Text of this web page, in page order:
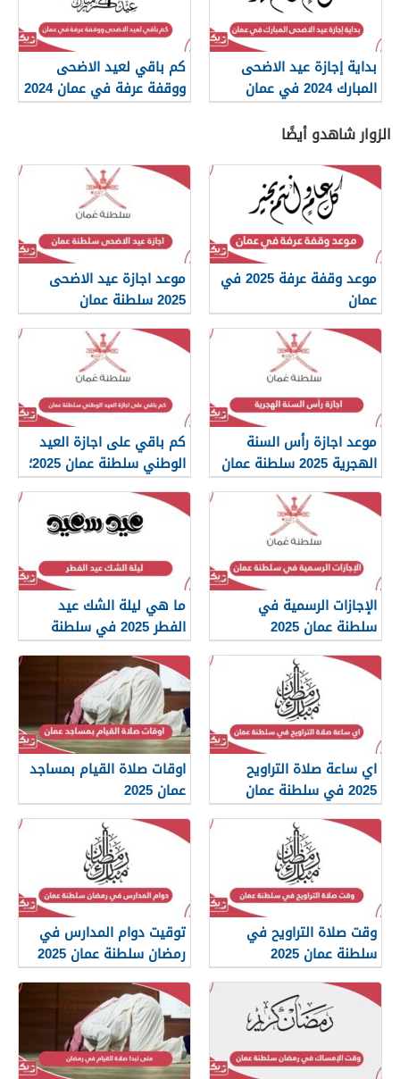
بداية إجازة عيد الاضحى
المبارك 2024 في عمان
كم باقي لعيد الاضحى
ووقفة عرفة في عمان 2024
الزوار شاهدو أيضًا
موعد وقفة عرفة 2025 في
عمان
موعد اجازة عيد الاضحى
2025 سلطنة عمان
موعد اجازة رأس السنة
الهجرية 2025 سلطنة عمان
كم باقي على اجازة العيد
الوطني سلطنة عمان 2025؛
العد التنازلي
الإجازات الرسمية في
سلطنة عمان 2025
ما هي ليلة الشك عيد
الفطر 2025 في سلطنة
عمان
اي ساعة صلاة التراويح
2025 في سلطنة عمان
اوقات صلاة القيام بمساجد
عمان 2025
وقت صلاة التراويح في
سلطنة عمان 2025
توقيت دوام المدارس في
رمضان سلطنة عمان 2025